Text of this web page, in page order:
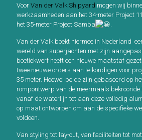
Voor Van der Valk Shipyard mogen wij
werkzaamheden aan het 34-meter Project
het 35-meter Project Samba
.
Van der Valk boekt hiermee in Nederland
wereld van superjachten met zijn
boetiekwerf heeft een nieuwe maatstaf
twee nieuwe orders aan te kondigen voor
35 meter. Hoewel beide zijn gebaseerd op
rompontwerp van de meermaals
vanaf de waterlijn tot aan deze volledig
op maat ontworpen om aan de specifieke
voldoen.
Van styling tot lay-out, van faciliteiten tot